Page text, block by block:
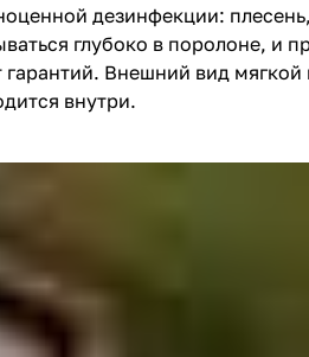
дезинфекции:
глубоко в поролоне, и
гарантий. Внешний вид
внутри.